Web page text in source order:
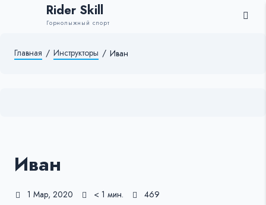
Rider Skill
Горнолыжный спорт
Главная / Инструкторы / Иван
Иван
1 Мар, 2020 < 1 мин. 469